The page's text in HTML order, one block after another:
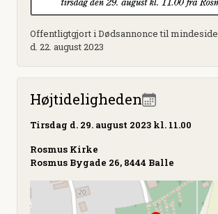
Offentligtgjort i Dødsannonce til mindeside
d. 22. august 2023
Højtideligheden
Tirsdag d. 29. august 2023 kl. 11.00
Rosmus Kirke
Rosmus Bygade 26, 8444 Balle